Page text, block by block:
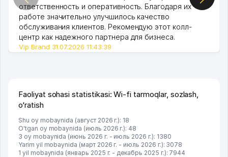
ответственность и оперативность. Благодаря их
работе значительно улучшилось качество
обслуживания клиентов. Рекомендую этот колл-
центр как надежного партнера для бизнеса.
Vip Brand 31.07.2026 11:43:39
Faoliyat sohasi statistikasi: Wi-fi tarmoqlar, sozlash,
o‘ratish
Shu oy mobaynida (август 2026 г.): 18
O'tgan oy mobaynida (июль 2026 г.): 48
3 oy mobaynida (июнь 2026 г. - июль 2026 г.): 1380
Yarim yil mobaynida (март 2026 г. - июль 2026 г.): 3078
1 yil mobaynida (январь 2025 г. - декабрь 2025 г.): 7944